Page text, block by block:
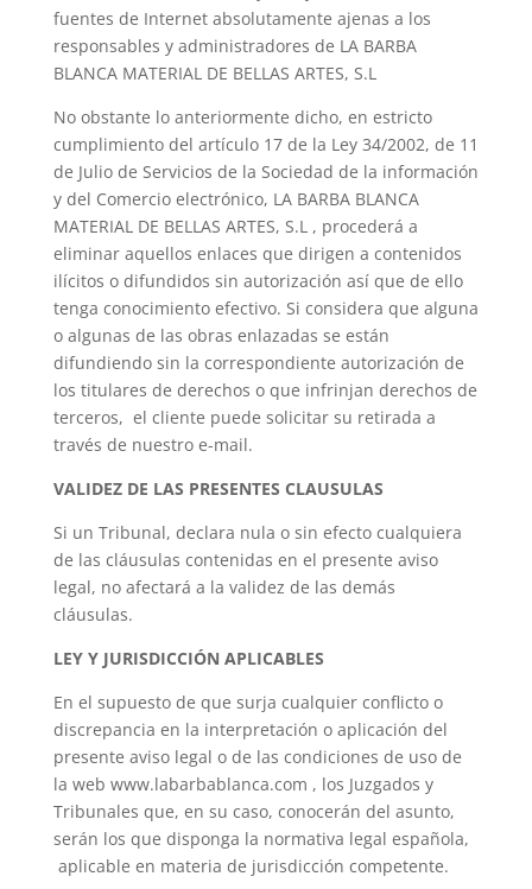
fuentes de Internet absolutamente ajenas a los
responsables y administradores de LA BARBA
BLANCA MATERIAL DE BELLAS ARTES, S.L
No obstante lo anteriormente dicho, en estricto
cumplimiento del artículo 17 de la Ley 34/2002, de 11
de Julio de Servicios de la Sociedad de la información
y del Comercio electrónico, LA BARBA BLANCA
MATERIAL DE BELLAS ARTES, S.L , procederá a
eliminar aquellos enlaces que dirigen a contenidos
ilícitos o difundidos sin autorización así que de ello
tenga conocimiento efectivo. Si considera que alguna
o algunas de las obras enlazadas se están
difundiendo sin la correspondiente autorización de
los titulares de derechos o que infrinjan derechos de
terceros, el cliente puede solicitar su retirada a
través de nuestro e-mail.
VALIDEZ DE LAS PRESENTES CLAUSULAS
Si un Tribunal, declara nula o sin efecto cualquiera
de las cláusulas contenidas en el presente aviso
legal, no afectará a la validez de las demás
cláusulas.
LEY Y JURISDICCIÓN APLICABLES
En el supuesto de que surja cualquier conflicto o
discrepancia en la interpretación o aplicación del
presente aviso legal o de las condiciones de uso de
la web www.labarbablanca.com , los Juzgados y
Tribunales que, en su caso, conocerán del asunto,
serán los que disponga la normativa legal española,
aplicable en materia de jurisdicción competente.